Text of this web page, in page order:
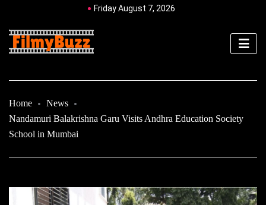
Friday August 7, 2026
Home
News
Nandamuri Balakrishna Garu Visits Andhra Education Society
School in Mumbai